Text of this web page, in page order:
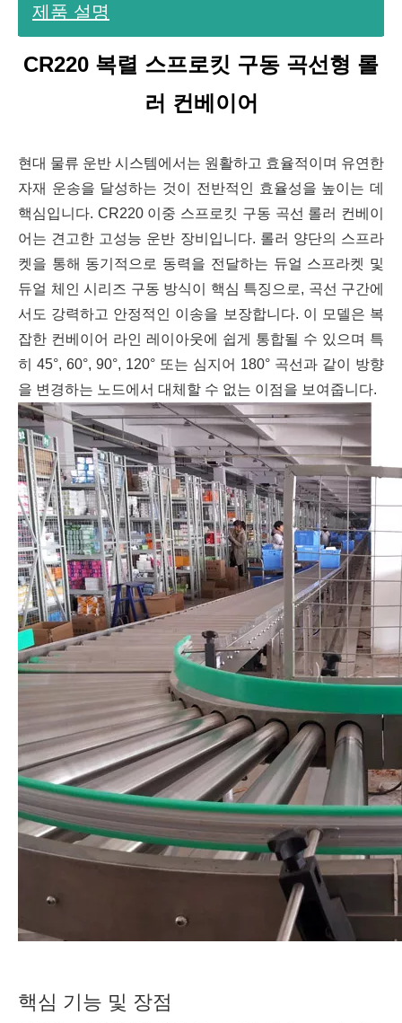
제품 설명
CR220 복렬 스프로킷 구동 곡선형 롤
러 컨베이어
현대 물류 운반 시스템에서는 원활하고 효율적이며 유연한
자재 운송을 달성하는 것이 전반적인 효율성을 높이는 데
핵심입니다. CR220 이중 스프로킷 구동 곡선 롤러 컨베이
어는 견고한 고성능 운반 장비입니다. 롤러 양단의 스프라
켓을 통해 동기적으로 동력을 전달하는 듀얼 스프라켓 및
듀얼 체인 시리즈 구동 방식이 핵심 특징으로, 곡선 구간에
서도 강력하고 안정적인 이송을 보장합니다. 이 모델은 복
잡한 컨베이어 라인 레이아웃에 쉽게 통합될 수 있으며 특
히 45°, 60°, 90°, 120° 또는 심지어 180° 곡선과 같이 방향
을 변경하는 노드에서 대체할 수 없는 이점을 보여줍니다.
핵심 기능 및 장점